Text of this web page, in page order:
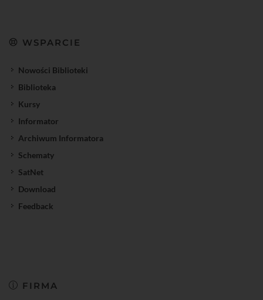
WSPARCIE
Nowości Biblioteki
Biblioteka
Kursy
Informator
Archiwum Informatora
Schematy
SatNet
Download
Feedback
FIRMA